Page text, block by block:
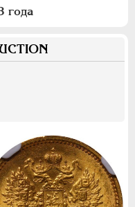
года